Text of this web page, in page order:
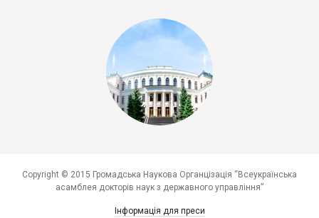
Copyright © 2015 Громадська Наукова Органцізація “Всеукраїнська
асамблея докторів наук з державного управління”
Інформація для преси